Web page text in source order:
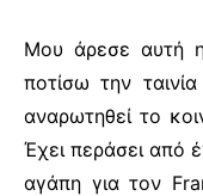
Μου άρεσε αυτή
ποτίσω την
αναρωτηθεί το
Έχει περάσει από
αγάπη για τον